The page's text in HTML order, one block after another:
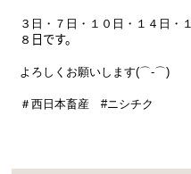
３日・７日・１０ 日・１４日・
８ 日です。
よろしくお願いします(⌒-⌒)
＃西日本畜産 #ニシチク